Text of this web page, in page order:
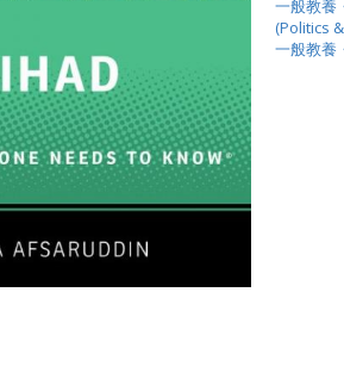
一般教養
(Politics
一般教養